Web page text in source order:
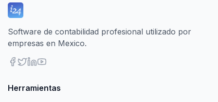
Software de contabilidad profesional utilizado por
empresas en Mexico.
Herramientas